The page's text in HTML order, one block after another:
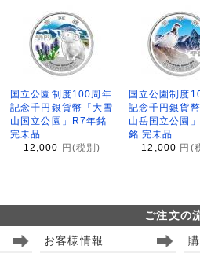
国立公園制度100周年
記念千円銀貨幣「大雪
山国立公園」R7年銘
完未品
12,000 円(税別)
国立公園制度
記念千円銀貨
山岳国立公園
銘 完未品
12,000 円(
ご注文の
お客様情報